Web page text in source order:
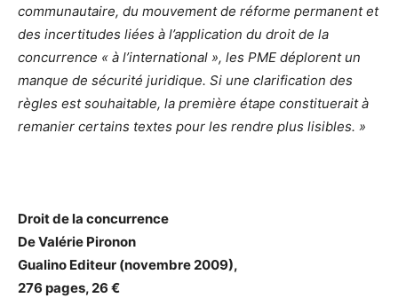
communautaire, du mouvement de réforme permanent et
des incertitudes liées à l’application du droit de la
concurrence « à l’international », les PME déplorent un
manque de sécurité juridique. Si une clarification des
règles est souhaitable, la première étape constituerait à
remanier certains textes pour les rendre plus lisibles. »
Droit de la concurrence
De Valérie Pironon
Gualino Editeur (novembre 2009),
276 pages, 26 €